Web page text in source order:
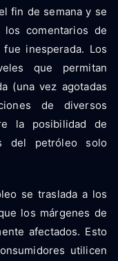
fin de semana y se
comentarios de
inesperada. Los
que permitan
(una vez agotadas
de diversos
la posibilidad de
del petróleo solo
se traslada a los
los márgenes de
afectados. Esto
utilicen